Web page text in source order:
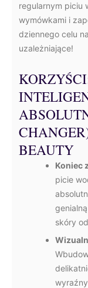
regularnym piciu
wymówkami i
dziennego celu
uzależniające!
BEAUTY
Koniec
picie
skóry